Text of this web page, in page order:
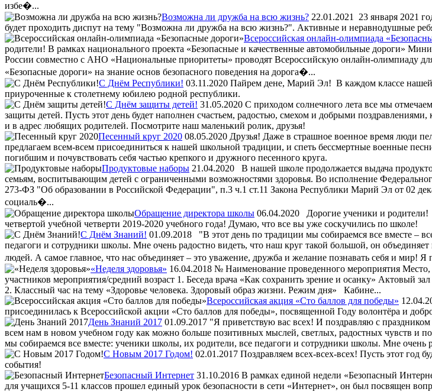
избе�...
Возможна ли дружба на всю жизнь? 22.01.2021
23 января 2021
будет проходить диспут на тему "Возможна ли дружба на всю жизнь?". Активные и неравнодушные
Всероссийская онлайн-олимпиада
родители! В рамках национального проекта «Безопасные и качественные автомобильные дороги»
России совместно с АНО «Национальные приоритеты» проводят Всероссийскую онлайн-олимпиаду
«Безопасные дороги» на знание основ безопасного поведения на дорога�...
С Днём Республики! 03.11.2020 Пайрем дене, Марий Эл! В каждом классе
приуроченные к столетнему юбилею родной республики.
С Днём защиты детей! 31.05.2020 C приходом солнечного лета все мы
защиты детей. Пусть этот день будет наполнен счастьем, радостью, смехом и добрыми поздравлениями,
и в адрес любящих родителей. Посмотрите наш маленький ролик, друзья!
Песенный круг 2020 08.05.2020 Друзья! Даже в страшное военное время люди
предлагаем всем-всем присоединиться к нашей школьной традиции, и спеть бессмертные военные
погибшим и почувствовать себя частью крепкого и дружного песенного круга.
Продуктовые наборы 21.04.2020 В нашей школе продолжается выдача
семьям, воспитывающим детей с ограниченными возможностями здоровья. Во исполнение
273-ФЗ "Об образовании в Российской Федерации", п.3 ч.1 ст.11 Закона Республики Марий Эл от 02
социаль�...
Обращение директора школы 06.04.2020 Дорогие ученики и
четвертой учебной четверти 2019-2020 учебного года! Думаю, что все вы уже соскучились по школе!
С Днём Знаний! 01.09.2018 "В этот день по традиции мы собираемся все вместе –
педагоги и сотрудники школы. Мне очень радостно видеть, что наш круг такой большой, он
людей. А самое главное, что нас объединяет – это уважение, дружба и желание познавать себя и мир!
«Неделя здоровья» 16.04.2018 № Наименование проведенного мероприятия Место,
участников мероприятия/средний возраст 1. Беседа врача «Как сохранить зрение и осанку» Актовый
2. Классный час на тему «Здоровье человека. Здоровый образ жизни. Режим дня» Кабине...
Всероссийская акция «Сто баллов для победы»
присоединилась к Всероссийской акции «Сто баллов для победы», посвященной Году волонтёра и
День Знаний 2017 01.09.2017 "Я приветствую вас всех! И поздравляю с
всем нам в новом учебном году как можно больше позитивных мыслей, светлых, радостных чувств и
мы собираемся все вместе: ученики школы, их родители, все педагоги и сотрудники школы. Мне очень
С Новым 2017 Годом! 02.01.2017 Поздравляем всех-всех-всех! Пусть этот год
события!
Безопасный Интернет 31.10.2016 В рамках единой недели «Безопасный
для учащихся 5-11 классов прошел единый урок безопасности в сети «Интернет», он был посвящен